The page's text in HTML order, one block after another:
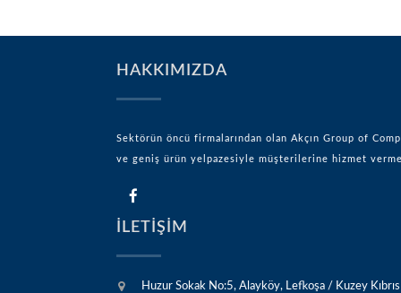
HAKKIMIZDA
Sektörün öncü firmalarından olan Akçın Group of
ve geniş ürün yelpazesiyle müşterilerine hizmet
İLETİŞİM
Huzur Sokak No:5, Alayköy, Lefkoşa / Kuzey Kıbrıs